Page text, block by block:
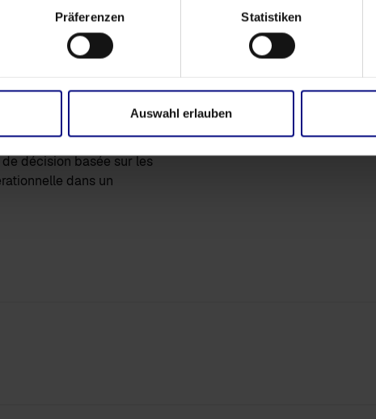
Präferenzen Statistiken
Auswahl erlauben
pertinentes et basées
excellence de pointe
comment une
vous aider à identifier
de conseil
profitez de
décision basée sur les
dans un